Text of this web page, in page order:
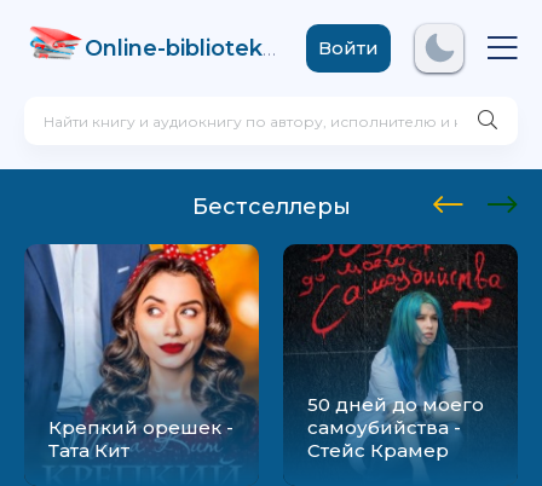
Online-biblioteka .comВойти
Бестселлеры
Крепкий орешек -
Тата Кит
50 дней до моего
самоубийства -
Стейс Крамер